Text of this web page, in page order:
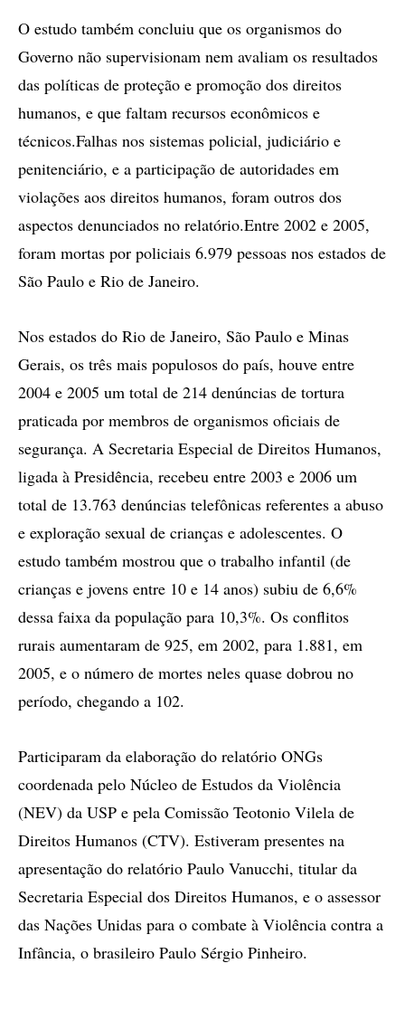
O estudo também concluiu que os organismos do
Governo não supervisionam nem avaliam os resultados
das políticas de proteção e promoção dos direitos
humanos, e que faltam recursos econômicos e
técnicos.Falhas nos sistemas policial, judiciário e
penitenciário, e a participação de autoridades em
violações aos direitos humanos, foram outros dos
aspectos denunciados no relatório.Entre 2002 e 2005,
foram mortas por policiais 6.979 pessoas nos estados de
São Paulo e Rio de Janeiro.
Nos estados do Rio de Janeiro, São Paulo e Minas
Gerais, os três mais populosos do país, houve entre
2004 e 2005 um total de 214 denúncias de tortura
praticada por membros de organismos oficiais de
segurança. A Secretaria Especial de Direitos Humanos,
ligada à Presidência, recebeu entre 2003 e 2006 um
total de 13.763 denúncias telefônicas referentes a abuso
e exploração sexual de crianças e adolescentes. O
estudo também mostrou que o trabalho infantil (de
crianças e jovens entre 10 e 14 anos) subiu de 6,6%
dessa faixa da população para 10,3%. Os conflitos
rurais aumentaram de 925, em 2002, para 1.881, em
2005, e o número de mortes neles quase dobrou no
período, chegando a 102.
Participaram da elaboração do relatório ONGs
coordenada pelo Núcleo de Estudos da Violência
(NEV) da USP e pela Comissão Teotonio Vilela de
Direitos Humanos (CTV). Estiveram presentes na
apresentação do relatório Paulo Vanucchi, titular da
Secretaria Especial dos Direitos Humanos, e o assessor
das Nações Unidas para o combate à Violência contra a
Infância, o brasileiro Paulo Sérgio Pinheiro.